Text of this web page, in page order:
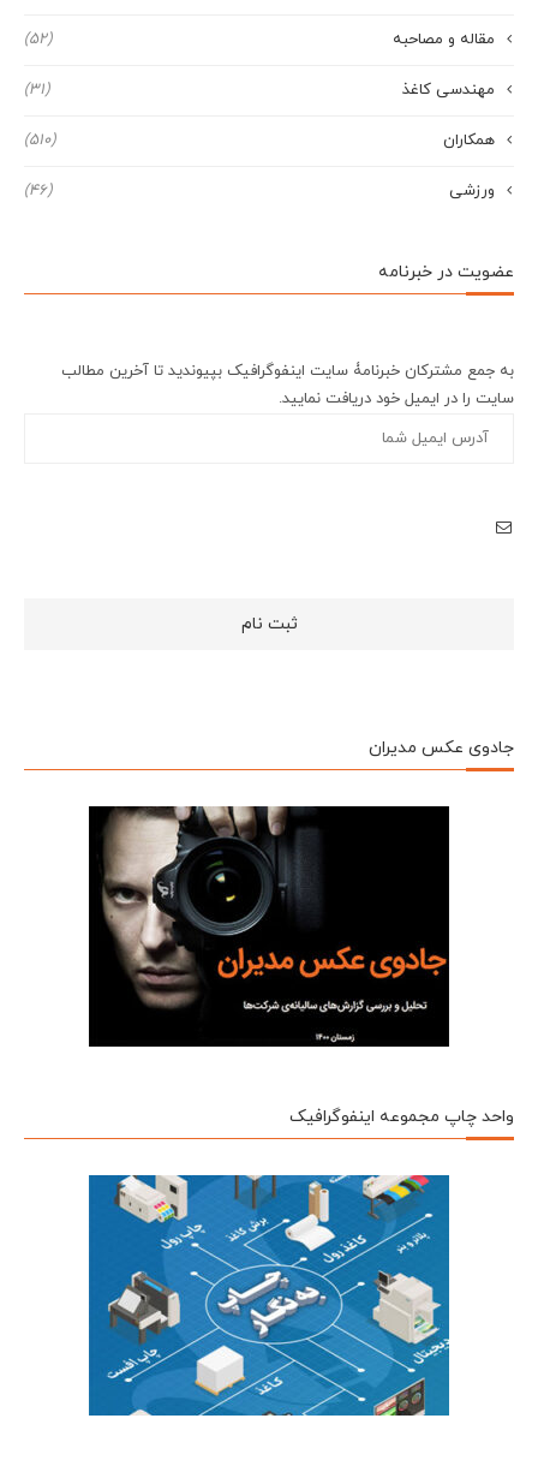
مقاله و مصاحبه (52)
مهندسی کاغذ (31)
همکاران (510)
ورزشی (46)
عضویت در خبرنامه
به جمع مشترکان خبرنامۀ سایت اینفوگرافیک بپیوندید تا آخرین مطالب
سایت را در ایمیل خود دریافت نمایید.
جادوی عکس مدیران
واحد چاپ مجموعه اینفوگرافیک